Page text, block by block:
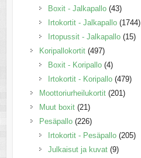
Boxit - Jalkapallo (43)
Irtokortit - Jalkapallo (1744)
Irtopussit - Jalkapallo (15)
Koripallokortit (497)
Boxit - Koripallo (4)
Irtokortit - Koripallo (479)
Moottoriurheilukortit (201)
Muut boxit (21)
Pesäpallo (226)
Irtokortit - Pesäpallo (205)
Julkaisut ja kuvat (9)